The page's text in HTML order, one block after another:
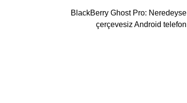
BlackBerry Ghost Pro: Neredeyse
çerçevesiz Android telefon